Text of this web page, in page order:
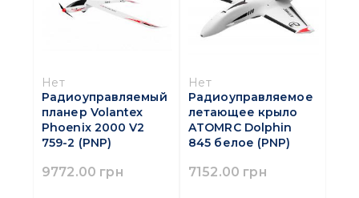
Нет
Радиоуправляемый
планер Volantex
Phoenix 2000 V2
759-2 (PNP)
9772.00 грн
Нет
Радиоуправляемое
летающее крыло
ATOMRC Dolphin
845 белое (PNP)
7152.00 грн